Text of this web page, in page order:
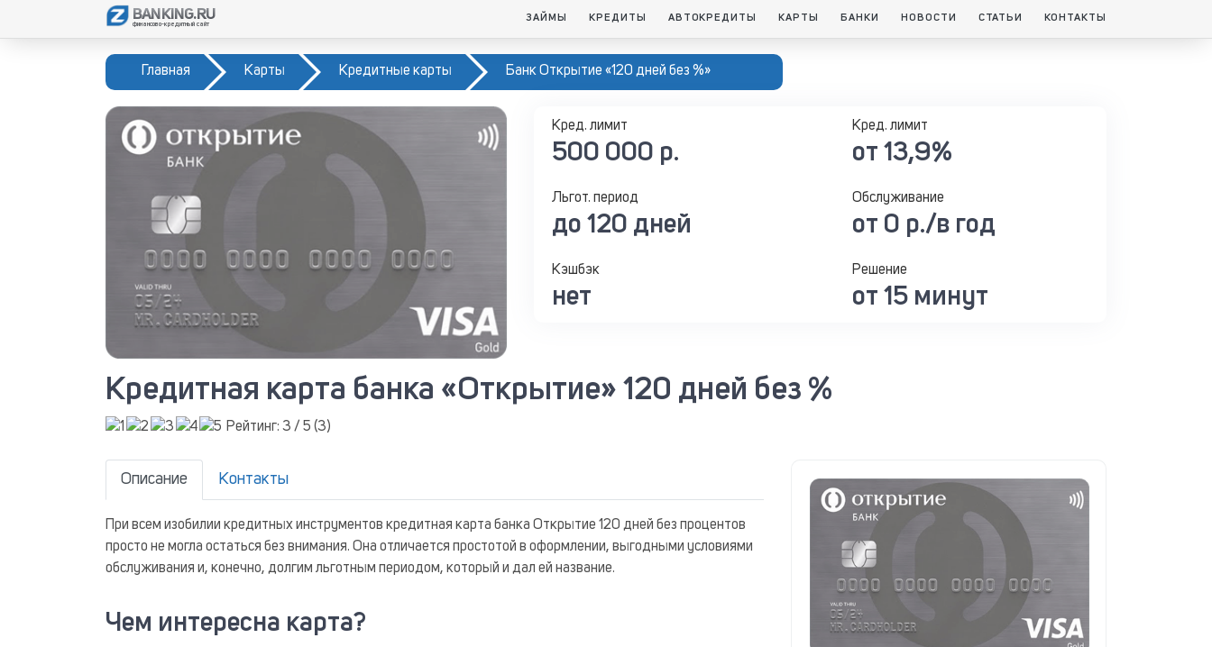
BANKING.RU
финансово-кредитный сайт
ЗАЙМЫ КРЕДИТЫ АВТОКРЕДИТЫ КАРТЫ БАНКИ НОВОСТИ СТАТЬИ КОНТАКТЫ
Главная Карты Кредитные карты Банк Открытие «120 дней без %»
Кред. лимит
500 000 р.
Кред. лимит
от 13,9%
Льгот. период
до 120 дней
Обслуживание
от 0 р./в год
Кэшбэк
нет
Решение
от 15 минут
Кредитная карта банка «Открытие» 120 дней без %
Рейтинг: 3 / 5 (3)
Описание Контакты
При всем изобилии кредитных инструментов кредитная карта банка Открытие 120 дней без процентов
просто не могла остаться без внимания. Она отличается простотой в оформлении, выгодными условиями
обслуживания и, конечно, долгим льготным периодом, который и дал ей название.
Чем интересна карта?